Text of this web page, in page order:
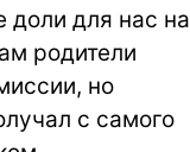
доли для нас на
родители
но
с самого